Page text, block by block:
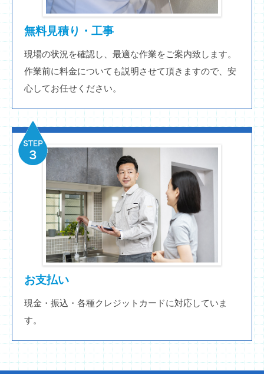
無料見積り・工事
現場の状況を確認し、最適な作業をご案内致します。
作業前に料金についても説明させて頂きますので、安
心してお任せください。
お支払い
現金・振込・各種クレジットカードに対応していま
す。